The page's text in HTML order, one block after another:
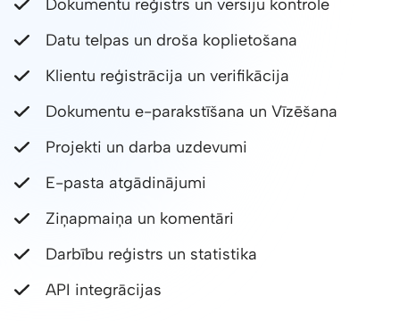
Dokumentu reģistrs un versiju kontrole
Datu telpas un droša koplietošana
Klientu reģistrācija un verifikācija
Dokumentu e-parakstīšana un Vīzēšana
Projekti un darba uzdevumi
E-pasta atgādinājumi
Ziņapmaiņa un komentāri
Darbību reģistrs un statistika
API integrācijas